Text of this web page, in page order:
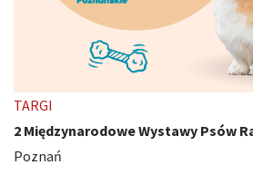
TARGI
2 Międzynarodowe Wystawy Psów
Poznań